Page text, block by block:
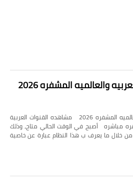
والعالميه المشفره 2026
شاهد جميع القنوات العربيه والعالميه المشفره 2026 مشاهده القنوات العربية
مباشره أصبح في الوقت الحالي متاح، وذلك
من خلال ما يعرف ب هذا النظام عبارة عن خاصية